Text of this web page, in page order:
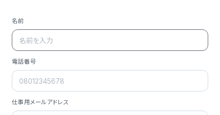
名前
電話番号
仕事用メールアドレス